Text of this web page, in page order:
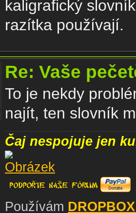
kaligrafický
razítka používají.
Re: Vaše
To je nekdy
najít, ten slovník
Čaj nespojuje jen
Používám